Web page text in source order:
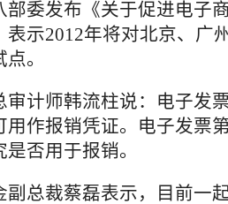
部委发布《关于促进电子
表示2012年将对北京、广
。
计师韩流柱说：电子发
用作报销凭证。电子发票
否用于报销。
总裁蔡磊表示，目前一